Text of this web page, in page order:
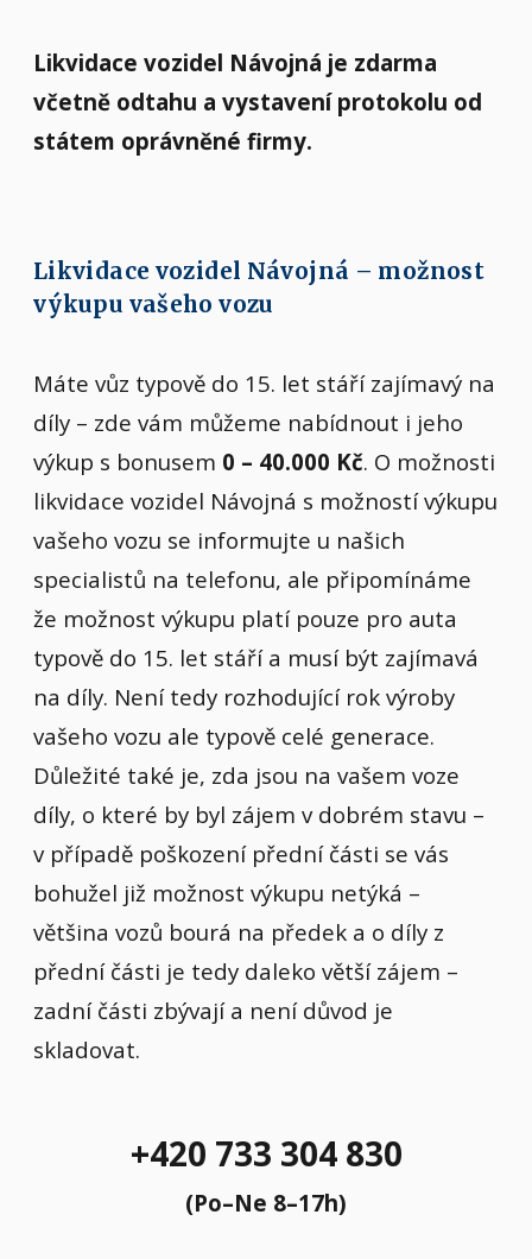
Likvidace vozidel Návojná je zdarma
včetně odtahu a vystavení protokolu od
státem oprávněné firmy.
Likvidace vozidel Návojná – možnost
výkupu vašeho vozu
Máte vůz typově do 15. let stáří zajímavý na
díly – zde vám můžeme nabídnout i jeho
výkup s bonusem 0 – 40.000 Kč. O možnosti
likvidace vozidel Návojná s možností výkupu
vašeho vozu se informujte u našich
specialistů na telefonu, ale připomínáme
že možnost výkupu platí pouze pro auta
typově do 15. let stáří a musí být zajímavá
na díly. Není tedy rozhodující rok výroby
vašeho vozu ale typově celé generace.
Důležité také je, zda jsou na vašem voze
díly, o které by byl zájem v dobrém stavu –
v případě poškození přední části se vás
bohužel již možnost výkupu netýká –
většina vozů bourá na předek a o díly z
přední části je tedy daleko větší zájem –
zadní části zbývají a není důvod je
skladovat.
+420 733 304 830
(Po–Ne 8–17h)